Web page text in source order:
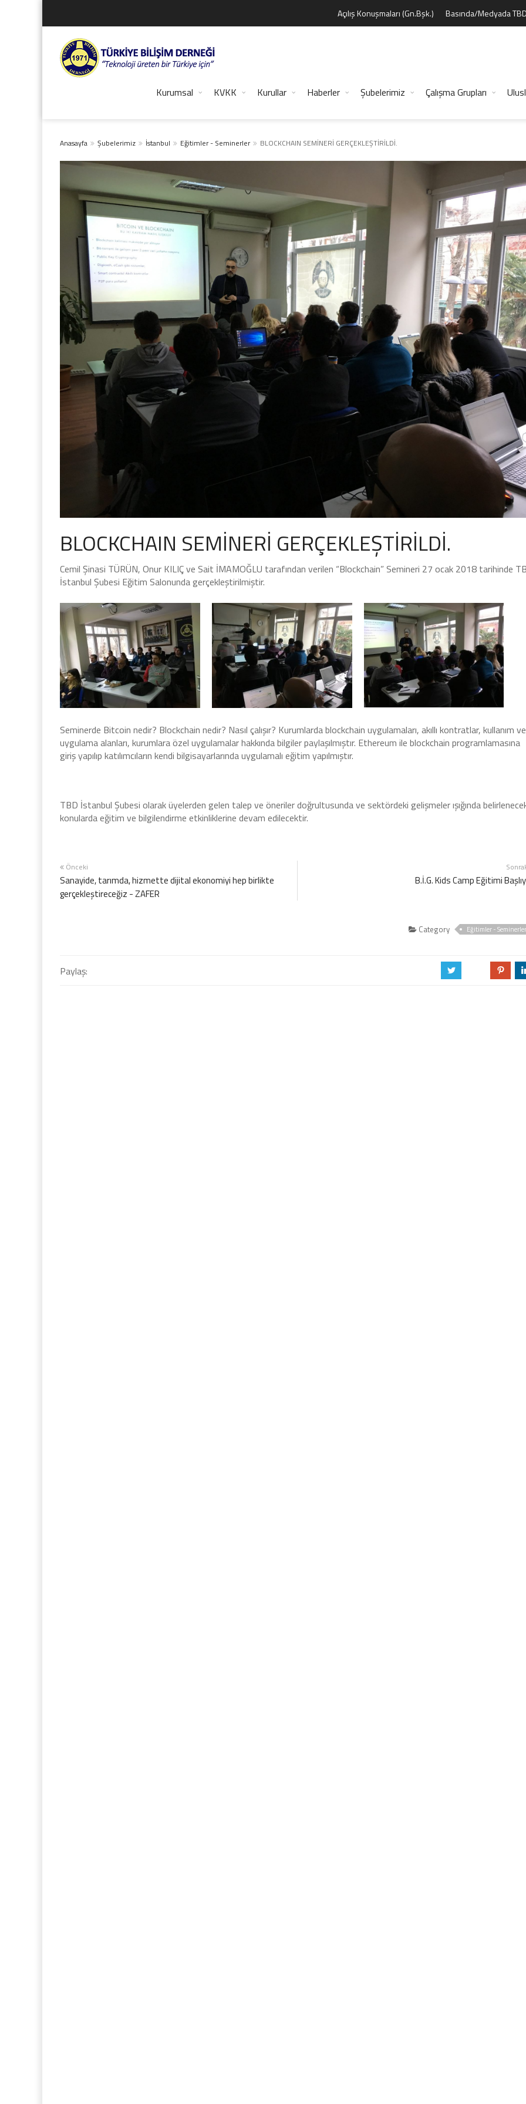
Açılış Konuşmaları (Gn.Bşk.) Basında/Medyada
Kurumsal KVKK Kurullar Haberler Şubelerimiz Çalışma Grupları
Anasayfa Şubelerimiz İstanbul Eğitimler - Seminerler BLOCKCHAIN SEMİNERİ GERÇEKLEŞTİRİLDİ.
BLOCKCHAIN SEMİNERİ GERÇEKLEŞTİRİLDİ.
Cemil Şinasi TÜRÜN, Onur KILIÇ ve Sait İMAMOĞLU tarafından verilen “Blockchain” Semineri 27 ocak 2018 tarihinde
İstanbul Şubesi Eğitim Salonunda gerçekleştirilmiştir.
Seminerde Bitcoin nedir? Blockchain nedir? Nasıl çalışır? Kurumlarda blockchain uygulamaları, akıllı kontratlar, kullanım ve
uygulama alanları, kurumlara özel uygulamalar hakkında bilgiler paylaşılmıştır. Ethereum ile blockchain programlamasına
giriş yapılıp katılımcıların kendi bilgisayarlarında uygulamalı eğitim yapılmıştır.
TBD İstanbul Şubesi olarak üyelerden gelen talep ve öneriler doğrultusunda ve sektördeki gelişmeler ışığında
konularda eğitim ve bilgilendirme etkinliklerine devam edilecektir.
Önceki
Sanayide, tarımda, hizmette dijital ekonomiyi hep birlikte
gerçekleştireceğiz - ZAFER
B.İ.G. Kids Camp Eğitimi
Category Eğitimler -
Paylaş: a d